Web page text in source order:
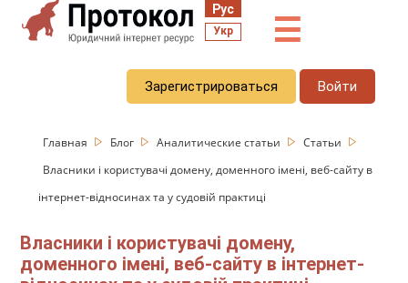
Рус
Укр ☰
Зарегистрироваться Войти
Главная Блог Аналитические статьи
Статьи
Власники і користувачі домену, доменного імені, веб-сайту в
інтернет-відносинах та у судовій практиці
Власники і користувачі домену,
доменного імені, веб-сайту в інтернет-